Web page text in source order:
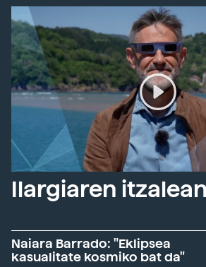
Ilargiaren itzalean
Naiara Barrado: "Eklipsea
kasualitate kosmiko bat da"